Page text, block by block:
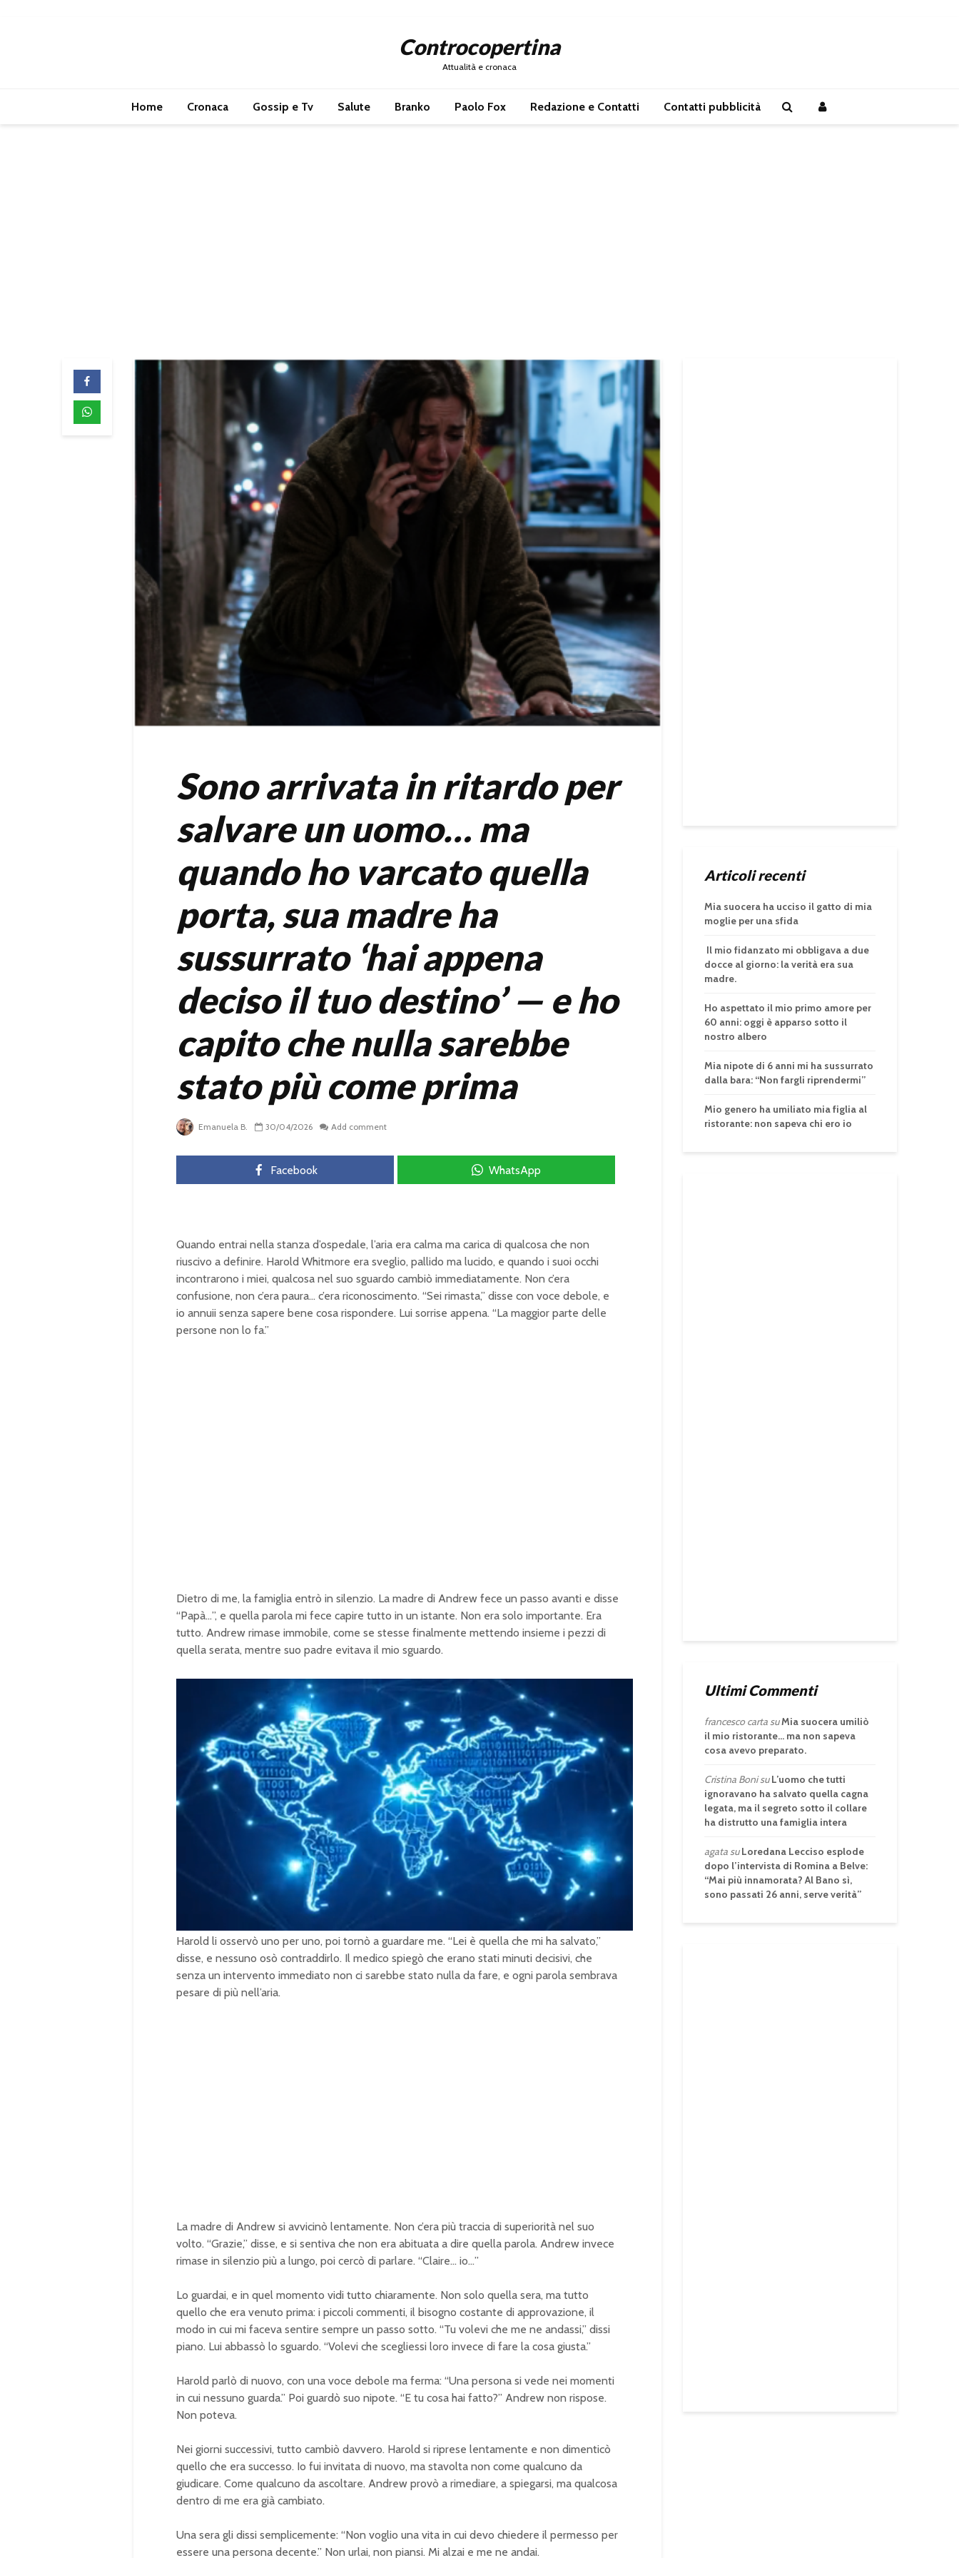
Controcopertina
Attualità e cronaca
Home Cronaca Gossip e Tv Salute Branko Paolo Fox Redazione e Contatti Contatti pubblicità
Sono arrivata in ritardo per
salvare un uomo… ma
quando ho varcato quella
porta, sua madre ha
sussurrato ‘hai appena
deciso il tuo destino’ — e ho
capito che nulla sarebbe
stato più come prima
Emanuela B. 30/04/2026 Add comment
Facebook WhatsApp
Quando entrai nella stanza d’ospedale, l’aria era calma ma carica di qualcosa che non
riuscivo a definire. Harold Whitmore era sveglio, pallido ma lucido, e quando i suoi occhi
incontrarono i miei, qualcosa nel suo sguardo cambiò immediatamente. Non c’era
confusione, non c’era paura… c’era riconoscimento. “Sei rimasta,” disse con voce debole, e
io annuii senza sapere bene cosa rispondere. Lui sorrise appena. “La maggior parte delle
persone non lo fa.”
Dietro di me, la famiglia entrò in silenzio. La madre di Andrew fece un passo avanti e disse
“Papà…”, e quella parola mi fece capire tutto in un istante. Non era solo importante. Era
tutto. Andrew rimase immobile, come se stesse finalmente mettendo insieme i pezzi di
quella serata, mentre suo padre evitava il mio sguardo.
m
t
o
a
d
e
d
1
0
Harold li osservò uno per uno, poi tornò a guardare me. “Lei è quella che mi ha salvato,”
disse, e nessuno osò contraddirlo. Il medico spiegò che erano stati minuti decisivi, che
senza un intervento immediato non ci sarebbe stato nulla da fare, e ogni parola sembrava
pesare di più nell’aria.
La madre di Andrew si avvicinò lentamente. Non c’era più traccia di superiorità nel suo
volto. “Grazie,” disse, e si sentiva che non era abituata a dire quella parola. Andrew invece
rimase in silenzio più a lungo, poi cercò di parlare. “Claire… io…”
Lo guardai, e in quel momento vidi tutto chiaramente. Non solo quella sera, ma tutto
quello che era venuto prima: i piccoli commenti, il bisogno costante di approvazione, il
modo in cui mi faceva sentire sempre un passo sotto. “Tu volevi che me ne andassi,” dissi
piano. Lui abbassò lo sguardo. “Volevi che scegliessi loro invece di fare la cosa giusta.”
Harold parlò di nuovo, con una voce debole ma ferma: “Una persona si vede nei momenti
in cui nessuno guarda.” Poi guardò suo nipote. “E tu cosa hai fatto?” Andrew non rispose.
Non poteva.
Nei giorni successivi, tutto cambiò davvero. Harold si riprese lentamente e non dimenticò
quello che era successo. Io fui invitata di nuovo, ma stavolta non come qualcuno da
giudicare. Come qualcuno da ascoltare. Andrew provò a rimediare, a spiegarsi, ma qualcosa
dentro di me era già cambiato.
Una sera gli dissi semplicemente: “Non voglio una vita in cui devo chiedere il permesso per
essere una persona decente.” Non urlai, non piansi. Mi alzai e me ne andai.
Articoli recenti
Mia suocera ha ucciso il gatto di mia
moglie per una sfida
Il mio fidanzato mi obbligava a due
docce al giorno: la verità era sua
madre.
Ho aspettato il mio primo amore per
60 anni: oggi è apparso sotto il
nostro albero
Mia nipote di 6 anni mi ha sussurrato
dalla bara: “Non fargli riprendermi”
Mio genero ha umiliato mia figlia al
ristorante: non sapeva chi ero io
Ultimi Commenti
francesco cartasuMia suocera umiliò
il mio ristorante… ma non sapeva
cosa avevo preparato.
Cristina BonisuL’uomo che tutti
ignoravano ha salvato quella cagna
legata, ma il segreto sotto il collare
ha distrutto una famiglia intera
agatasuLoredana Lecciso esplode
dopo l’intervista di Romina a Belve:
“Mai più innamorata? Al Bano sì,
sono passati 26 anni, serve verità”